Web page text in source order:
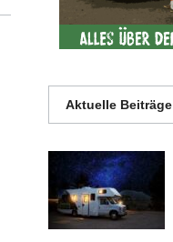
Aktuelle Beiträge